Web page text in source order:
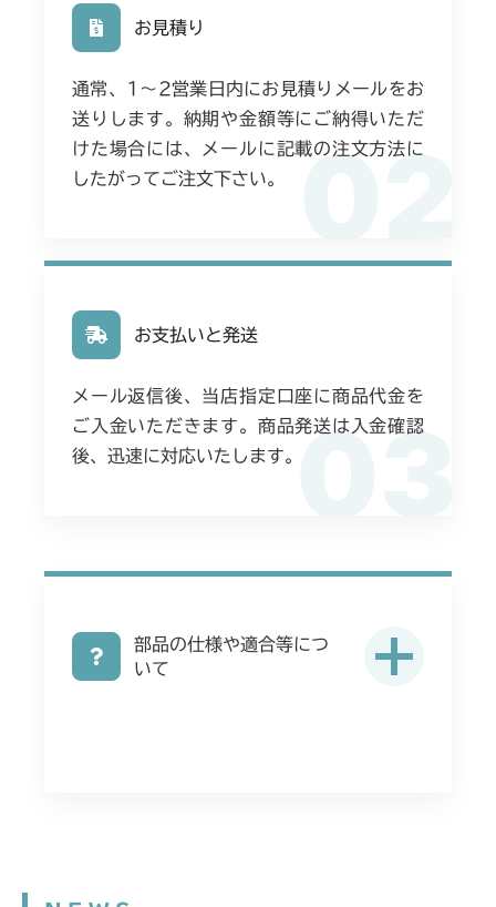
02
お見積り
通常、1〜2営業日内にお見積りメールをお
送りします。納期や金額等にご納得いただ
けた場合には、メールに記載の注文方法に
したがってご注文下さい。
03
お支払いと発送
メール返信後、当店指定口座に商品代金を
ご入金いただきます。商品発送は入金確認
後、迅速に対応いたします。
部品の仕様や適合等につ
いて